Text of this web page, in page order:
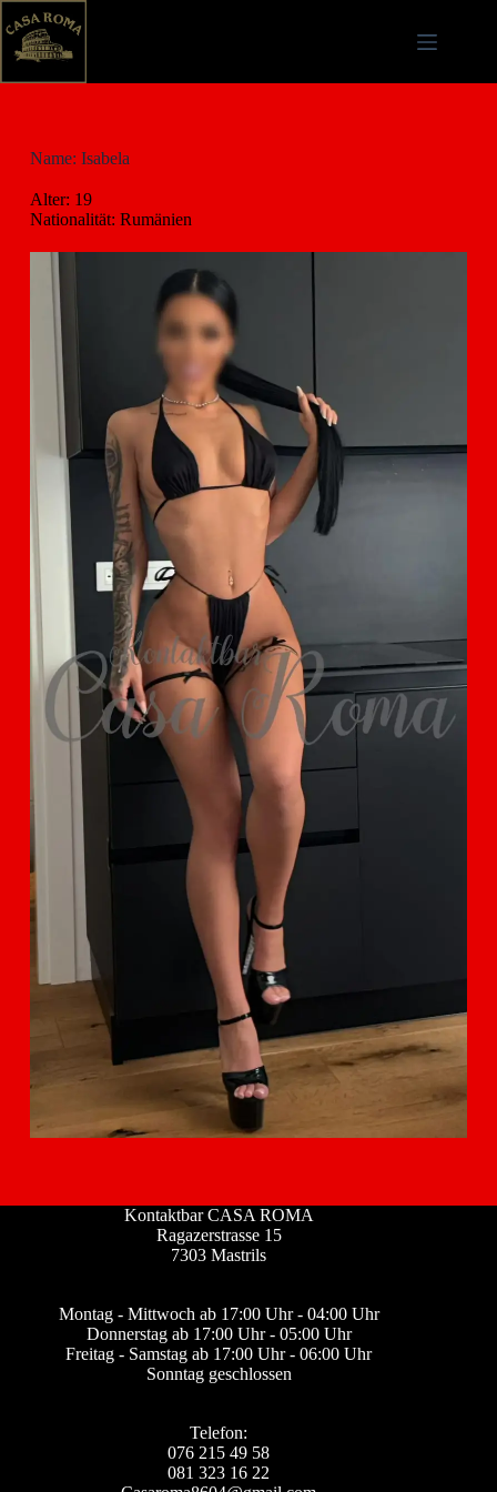
Name: Isabela
Alter: 19
Nationalität: Rumänien
Kontaktbar CASA ROMA
Ragazerstrasse 15
7303 Mastrils
Montag - Mittwoch ab 17:00 Uhr - 04:00 Uhr
Donnerstag ab 17:00 Uhr - 05:00 Uhr
Freitag - Samstag ab 17:00 Uhr - 06:00 Uhr
Sonntag geschlossen
Telefon:
076 215 49 58
081 323 16 22